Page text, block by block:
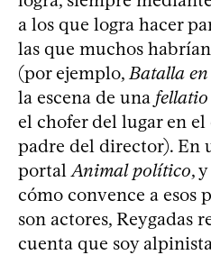
a los que logra hacer
las que muchos
(por ejemplo, Batalla
la escena de una fellatio
el chofer del lugar en
padre del director). En
portal Animal político,
cómo convence a esos
son actores, Reygadas
cuenta que soy